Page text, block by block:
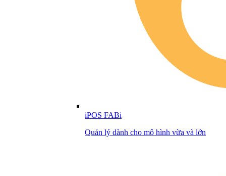
iPOS FABi
Quản lý dành cho mô hình vừa và lớn